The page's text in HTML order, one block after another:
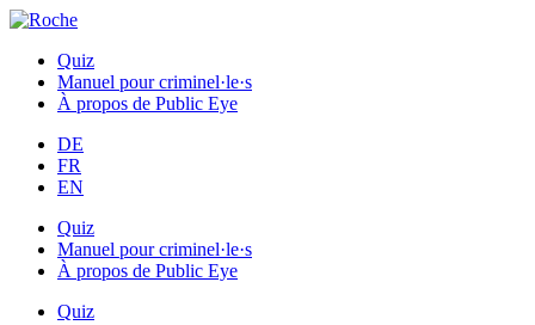
Quiz
Manuel pour criminel·le·s
À propos de Public Eye
DE
FR
EN
Quiz
Manuel pour criminel·le·s
À propos de Public Eye
Quiz